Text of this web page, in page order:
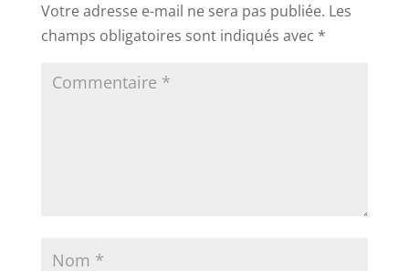
Votre adresse e-mail ne sera pas publiée. Les
champs obligatoires sont indiqués avec *